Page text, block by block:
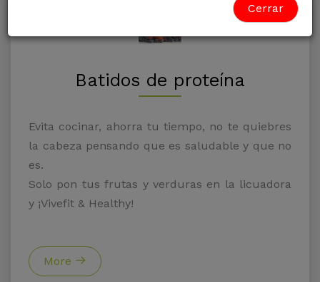
Cerrar
Batidos de proteína
Evita cocinar, ahorra tu tiempo, no te quiebres
la cabeza pensando que es saludable y que no
es.
Solo pon tus frutas y verduras en la licuadora
y ¡Vivefit & Healthy!
More